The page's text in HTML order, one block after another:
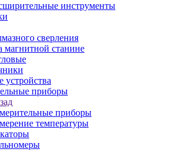
инструменты
сверления
магнитной станине
устройства
приборы
приборы
температуры